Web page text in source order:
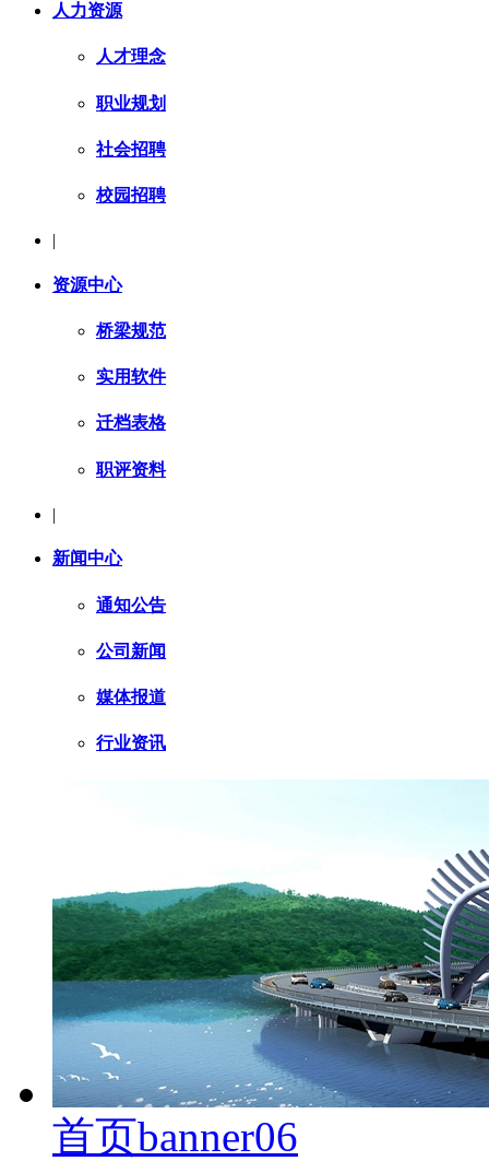
人力资源
人才理念
职业规划
社会招聘
校园招聘
|
资源中心
桥梁规范
实用软件
迁档表格
职评资料
|
新闻中心
通知公告
公司新闻
媒体报道
行业资讯
首页banner06